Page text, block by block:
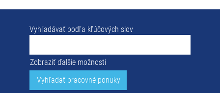
Vyhľadávať podľa kľúčových slov
Zobraziť ďalšie možnosti